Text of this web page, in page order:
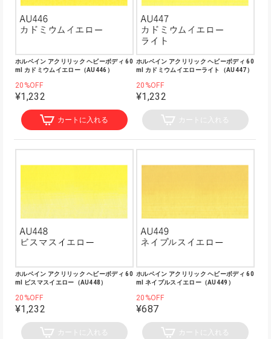
ホルベイン アクリリック ヘビーボディ 60
ml カドミウムイエロー（AU446）
20%OFF
¥1,232
カートに入れる
ホルベイン アクリリック ヘビーボディ 60
ml カドミウムイエローライト（AU447）
20%OFF
¥1,232
カートに入れる
ホルベイン アクリリック ヘビーボディ 60
ml ビスマスイエロー（AU448）
20%OFF
¥1,232
カートに入れる
ホルベイン アクリリック ヘビーボディ 60
ml ネイプルスイエロー（AU449）
20%OFF
¥687
カートに入れる